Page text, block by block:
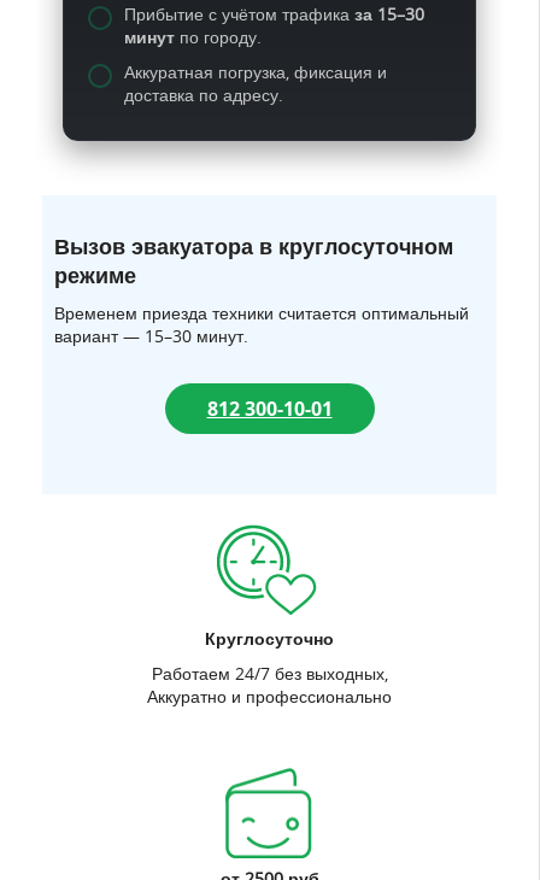
Прибытие с учётом трафика за 15–30
минут по городу.
Аккуратная погрузка, фиксация и
доставка по адресу.
Вызов эвакуатора в круглосуточном
режиме
Временем приезда техники считается оптимальный
вариант — 15–30 минут.
812 300-10-01
Круглосуточно
Работаем 24/7 без выходных,
Аккуратно и профессионально